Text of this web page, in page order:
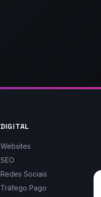
DIGITAL
Websites
SEO
Redes Sociais
Tráfego Pago